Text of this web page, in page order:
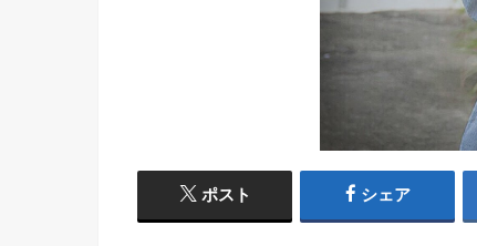
ポスト シェア